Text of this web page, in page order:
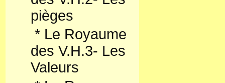
pièges
* Le Royaume
des V.H.3- Les
Valeurs